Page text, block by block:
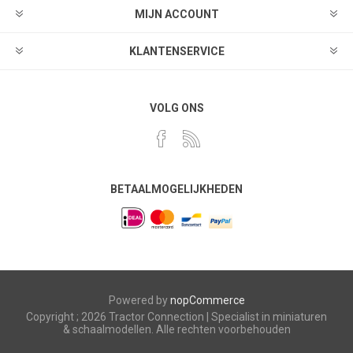
MIJN ACCOUNT
KLANTENSERVICE
VOLG ONS
BETAALMOGELIJKHEDEN
Powered bynopCommerce
Copyright ; 2026 Tractor Connection | Specialist in miniaturen
& schaalmodellen. Alle rechten voorbehouden